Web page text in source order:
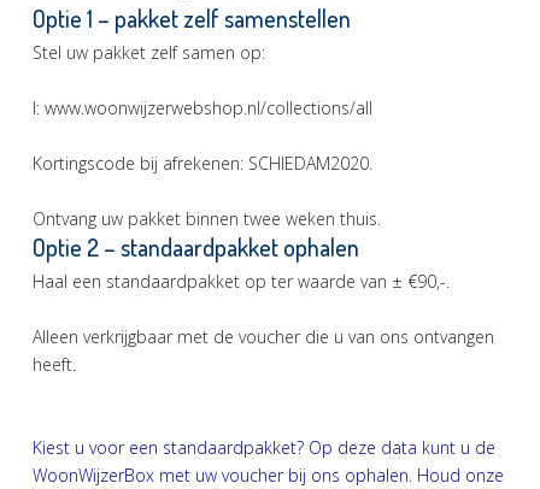
Optie 1 – pakket zelf samenstellen
Stel uw pakket zelf samen op:
I: www.woonwijzerwebshop.nl/collections/all
Kortingscode bij afrekenen: SCHIEDAM2020.
Ontvang uw pakket binnen twee weken thuis.
Optie 2 – standaardpakket ophalen
Haal een standaardpakket op ter waarde van ± €90,-.
Alleen verkrijgbaar met de voucher die u van ons ontvangen
heeft.
Kiest u voor een standaardpakket? Op deze data kunt u de
WoonWijzerBox met uw voucher bij ons ophalen. Houd onze